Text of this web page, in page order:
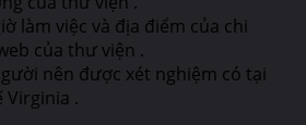
làm việc và địa điểm của chi
của thư viện .
nên được xét nghiệm có tại
Virginia .